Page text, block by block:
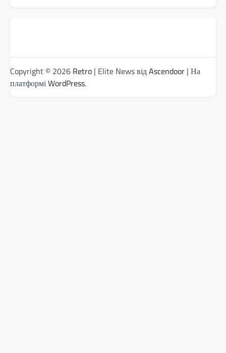
Copyright © 2026 Retro | Elite News відAscendoor | На
платформіWordPress.